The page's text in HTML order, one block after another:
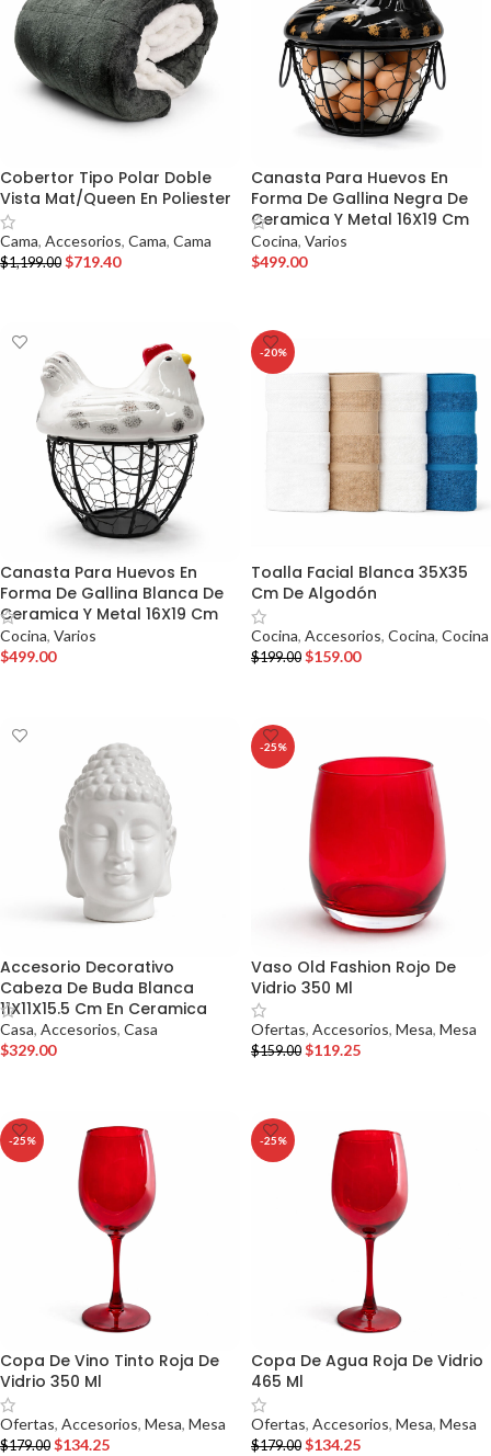
Cobertor Tipo Polar Doble
Vista Mat/Queen En Poliester
Cama, Accesorios, Cama, Cama
$1,199.00 $719.40
Canasta Para Huevos En
Forma De Gallina Negra De
Ceramica Y Metal 16X19 Cm
Cocina, Varios
$499.00
Canasta Para Huevos En
Forma De Gallina Blanca De
Ceramica Y Metal 16X19 Cm
Cocina, Varios
$499.00
-20%
Toalla Facial Blanca 35X35
Cm De Algodón
Cocina, Accesorios, Cocina, Cocina
$199.00 $159.00
Accesorio Decorativo
Cabeza De Buda Blanca
11X11X15.5 Cm En Ceramica
Casa, Accesorios, Casa
$329.00
-25%
Vaso Old Fashion Rojo De
Vidrio 350 Ml
Ofertas, Accesorios, Mesa, Mesa
$159.00 $119.25
-25%
Copa De Vino Tinto Roja De
Vidrio 350 Ml
Ofertas, Accesorios, Mesa, Mesa
$179.00 $134.25
-25%
Copa De Agua Roja De Vidrio
465 Ml
Ofertas, Accesorios, Mesa, Mesa
$179.00 $134.25